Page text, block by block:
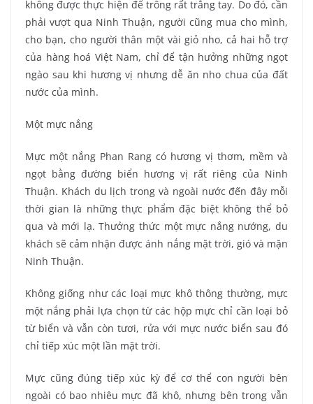
không được thực hiện để trông rất trắng tay. Do đó, cần
phải vượt qua Ninh Thuận, người cũng mua cho mình,
cho bạn, cho người thân một vài giỏ nho, cả hai hỗ trợ
của hàng hoá Việt Nam, chỉ để tận hưởng những ngọt
ngào sau khi hương vị nhưng dễ ăn nho chua của đất
nước của mình.
Một mực nắng
Mực một nắng Phan Rang có hương vị thơm, mềm và
ngọt bằng đường biển hương vị rất riêng của Ninh
Thuận. Khách du lịch trong và ngoài nước đến đây mỗi
thời gian là những thực phẩm đặc biệt không thể bỏ
qua và mới lạ. Thưởng thức một mực nắng nướng, du
khách sẽ cảm nhận được ánh nắng mặt trời, gió và mặn
Ninh Thuận.
Không giống như các loại mực khô thông thường, mực
một nắng phải lựa chọn từ các hộp mực chỉ cần loại bỏ
từ biển và vẫn còn tươi, rửa với mực nước biển sau đó
chỉ tiếp xúc một lần mặt trời.
Mực cũng đúng tiếp xúc kỳ để cơ thể con người bên
ngoài có bao nhiêu mực đã khô, nhưng bên trong vẫn